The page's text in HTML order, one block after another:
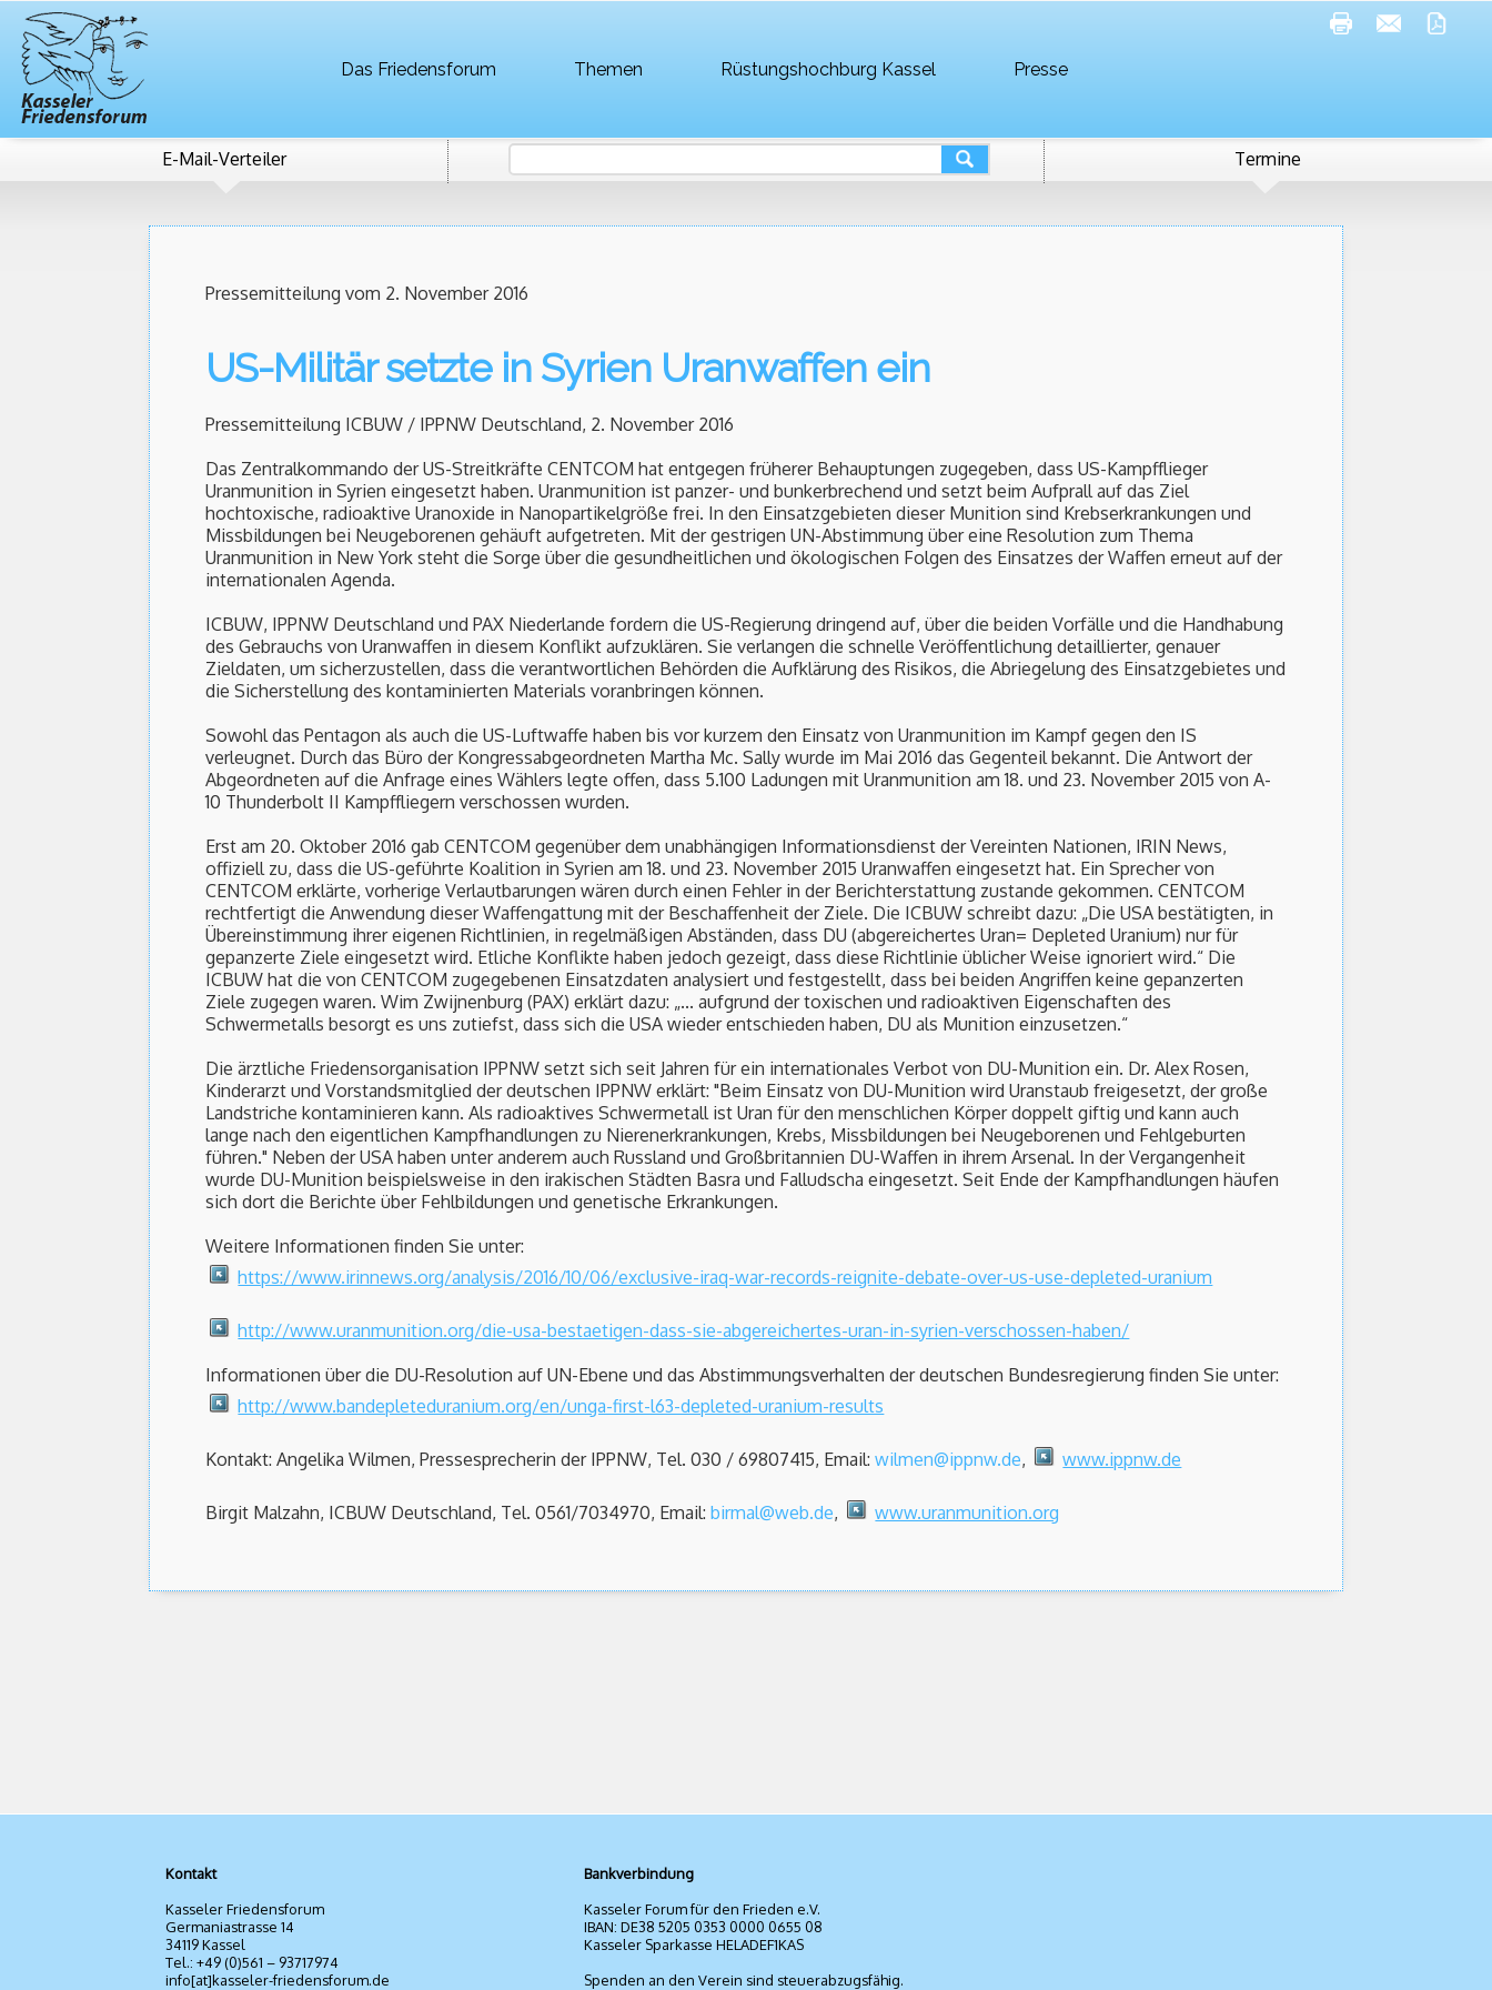
E-Mail-Verteiler Termine
Das Friedensforum Themen Rüstungshochburg Kassel Presse
Pressemitteilung vom 2. November 2016
US-Militär setzte in Syrien Uranwaffen ein
Pressemitteilung ICBUW / IPPNW Deutschland, 2. November 2016
Das Zentralkommando der US-Streitkräfte CENTCOM hat entgegen früherer Behauptungen zugegeben, dass US-Kampfflieger
Uranmunition in Syrien eingesetzt haben. Uranmunition ist panzer- und bunkerbrechend und setzt beim Aufprall auf das Ziel
hochtoxische, radioaktive Uranoxide in Nanopartikelgröße frei. In den Einsatzgebieten dieser Munition sind Krebserkrankungen und
Missbildungen bei Neugeborenen gehäuft aufgetreten. Mit der gestrigen UN-Abstimmung über eine Resolution zum Thema
Uranmunition in New York steht die Sorge über die gesundheitlichen und ökologischen Folgen des Einsatzes der Waffen erneut auf der
internationalen Agenda.
ICBUW, IPPNW Deutschland und PAX Niederlande fordern die US-Regierung dringend auf, über die beiden Vorfälle und die Handhabung
des Gebrauchs von Uranwaffen in diesem Konflikt aufzuklären. Sie verlangen die schnelle Veröffentlichung detaillierter, genauer
Zieldaten, um sicherzustellen, dass die verantwortlichen Behörden die Aufklärung des Risikos, die Abriegelung des Einsatzgebietes und
die Sicherstellung des kontaminierten Materials voranbringen können.
Sowohl das Pentagon als auch die US-Luftwaffe haben bis vor kurzem den Einsatz von Uranmunition im Kampf gegen den IS
verleugnet. Durch das Büro der Kongressabgeordneten Martha Mc. Sally wurde im Mai 2016 das Gegenteil bekannt. Die Antwort der
Abgeordneten auf die Anfrage eines Wählers legte offen, dass 5.100 Ladungen mit Uranmunition am 18. und 23. November 2015 von A-
10 Thunderbolt II Kampffliegern verschossen wurden.
Erst am 20. Oktober 2016 gab CENTCOM gegenüber dem unabhängigen Informationsdienst der Vereinten Nationen, IRIN News,
offiziell zu, dass die US-geführte Koalition in Syrien am 18. und 23. November 2015 Uranwaffen eingesetzt hat. Ein Sprecher von
CENTCOM erklärte, vorherige Verlautbarungen wären durch einen Fehler in der Berichterstattung zustande gekommen. CENTCOM
rechtfertigt die Anwendung dieser Waffengattung mit der Beschaffenheit der Ziele. Die ICBUW schreibt dazu: „Die USA bestätigten, in
Übereinstimmung ihrer eigenen Richtlinien, in regelmäßigen Abständen, dass DU (abgereichertes Uran= Depleted Uranium) nur für
gepanzerte Ziele eingesetzt wird. Etliche Konflikte haben jedoch gezeigt, dass diese Richtlinie üblicher Weise ignoriert wird.“ Die
ICBUW hat die von CENTCOM zugegebenen Einsatzdaten analysiert und festgestellt, dass bei beiden Angriffen keine gepanzerten
Ziele zugegen waren. Wim Zwijnenburg (PAX) erklärt dazu: „... aufgrund der toxischen und radioaktiven Eigenschaften des
Schwermetalls besorgt es uns zutiefst, dass sich die USA wieder entschieden haben, DU als Munition einzusetzen.“
Die ärztliche Friedensorganisation IPPNW setzt sich seit Jahren für ein internationales Verbot von DU-Munition ein. Dr. Alex Rosen,
Kinderarzt und Vorstandsmitglied der deutschen IPPNW erklärt: "Beim Einsatz von DU-Munition wird Uranstaub freigesetzt, der große
Landstriche kontaminieren kann. Als radioaktives Schwermetall ist Uran für den menschlichen Körper doppelt giftig und kann auch
lange nach den eigentlichen Kampfhandlungen zu Nierenerkrankungen, Krebs, Missbildungen bei Neugeborenen und Fehlgeburten
führen." Neben der USA haben unter anderem auch Russland und Großbritannien DU-Waffen in ihrem Arsenal. In der Vergangenheit
wurde DU-Munition beispielsweise in den irakischen Städten Basra und Falludscha eingesetzt. Seit Ende der Kampfhandlungen häufen
sich dort die Berichte über Fehlbildungen und genetische Erkrankungen.
Weitere Informationen finden Sie unter:
https://www.irinnews.org/analysis/2016/10/06/exclusive-iraq-war-records-reignite-debate-over-us-use-depleted-uranium
http://www.uranmunition.org/die-usa-bestaetigen-dass-sie-abgereichertes-uran-in-syrien-verschossen-haben/
Informationen über die DU-Resolution auf UN-Ebene und das Abstimmungsverhalten der deutschen Bundesregierung finden Sie unter:
http://www.bandepleteduranium.org/en/unga-first-l63-depleted-uranium-results
Kontakt: Angelika Wilmen, Pressesprecherin der IPPNW, Tel. 030 / 69807415, Email:wilmen@ippnw.de, www.ippnw.de
Birgit Malzahn, ICBUW Deutschland, Tel. 0561/7034970, Email:birmal@web.de, www.uranmunition.org
Kontakt
Kasseler Friedensforum
Germaniastrasse 14
34119 Kassel
Tel.: +49 (0)561 – 93717974
info[at]kasseler-friedensforum.de
Bankverbindung
Kasseler Forum für den Frieden e.V.
IBAN: DE38 5205 0353 0000 0655 08
Kasseler Sparkasse HELADEF1KAS
Spenden an den Verein sind steuerabzugsfähig.